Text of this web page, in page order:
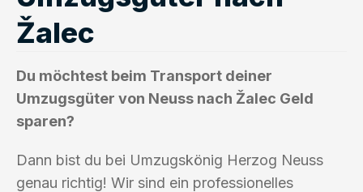
Žalec
Du möchtest beim Transport deiner
Umzugsgüter von Neuss nach Žalec Geld
sparen?
Dann bist du bei Umzugskönig Herzog Neuss
genau richtig! Wir sind ein professionelles